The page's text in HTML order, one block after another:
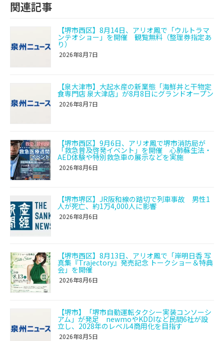
関連記事
【堺市西区】8月14日、アリオ鳳で「ウルトラマ
ンテオショー」を開催 観覧無料（整理券指定あ
り）
2026年8月7日
【泉大津市】大起水産の新業態「海鮮丼と干物定
食専門店 泉大津店」が8月8日にグランドオープン
2026年8月7日
【堺市西区】9月6日、アリオ鳳で堺市消防局が
「救急普及啓発イベント」を開催 心肺蘇生法・
AED体験や特別救急車の展示などを実施
2026年8月6日
【堺市堺区】JR阪和線の踏切で列車事故 男性1
人が死亡、約1万4,000人に影響
2026年8月6日
【堺市西区】8月13日、アリオ鳳で「岸明日香 写
真集『Trajectory』発売記念 トークショー＆特典
会」を開催
2026年8月6日
【堺市】「堺市自動運転タクシー実装コンソーシ
アム」が発足 newmoやKDDIなど民間6社が設
立し、2028年のレベル4商用化を目指す
2026年8月5日